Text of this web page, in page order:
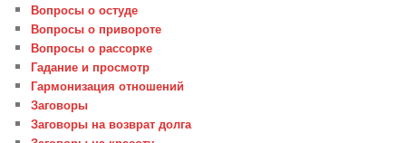
Вопросы о остуде
Вопросы о привороте
Вопросы о рассорке
Гадание и просмотр
Гармонизация отношений
Заговоры
Заговоры на возврат долга